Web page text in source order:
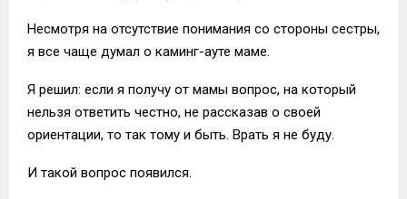
Несмотря на отсутствие понимания со стороны сестры,
я все чаще думал о каминг-ауте маме.
Я решил: если я получу от мамы вопрос, на который
нельзя ответить честно, не рассказав о своей
ориентации, то так тому и быть. Врать я не буду.
И такой вопрос появился.